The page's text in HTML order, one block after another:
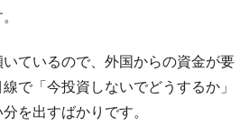
べき株価操作であり、空前の国政壟
察職員が「丸刈りになって抗議活
ているので、外国からの資金が要
で「今投資しないでどうするか」
を出すばかりです。